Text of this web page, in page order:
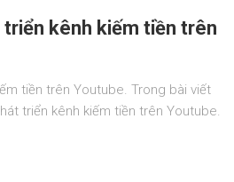
triển kênh kiếm tiền trên
tiền trên Youtube. Trong bài viết
triển kênh kiếm tiền trên Youtube.